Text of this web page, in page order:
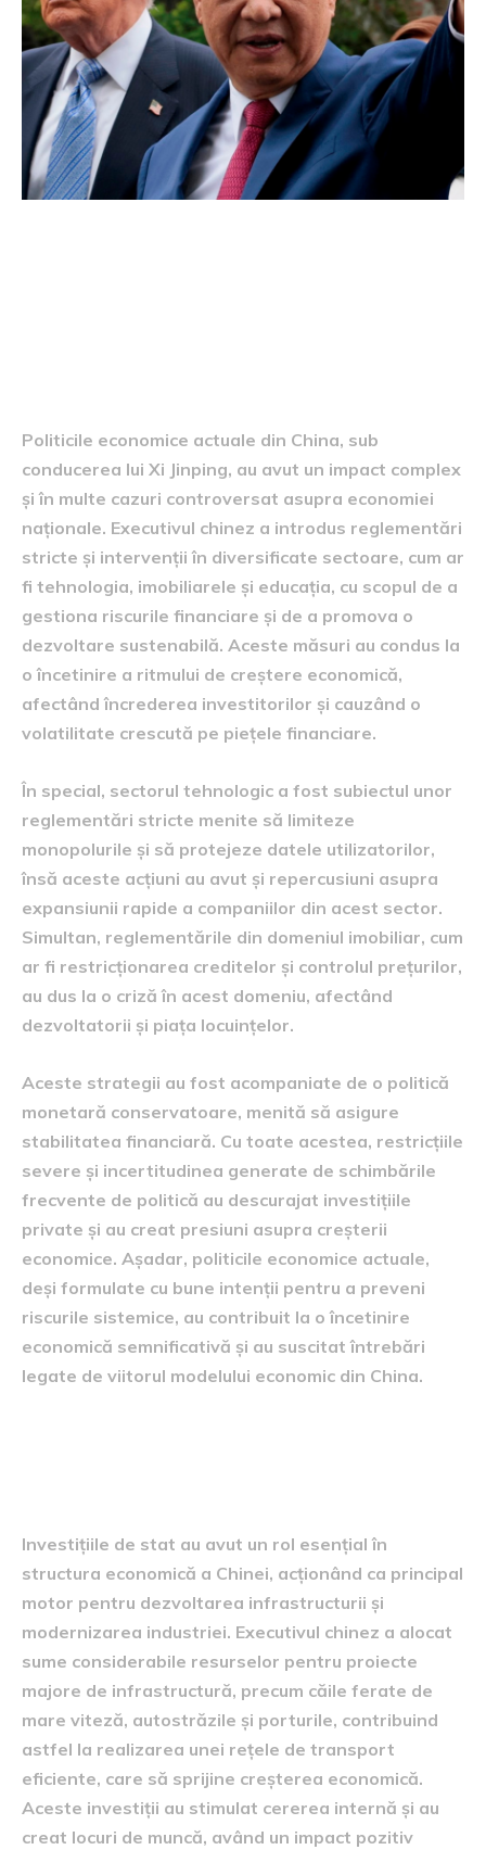
Politicile economice actuale din China, sub
conducerea lui Xi Jinping, au avut un impact complex
și în multe cazuri controversat asupra economiei
naționale. Executivul chinez a introdus reglementări
stricte și intervenții în diversificate sectoare, cum ar
fi tehnologia, imobiliarele și educația, cu scopul de a
gestiona riscurile financiare și de a promova o
dezvoltare sustenabilă. Aceste măsuri au condus la
o încetinire a ritmului de creștere economică,
afectând încrederea investitorilor și cauzând o
volatilitate crescută pe piețele financiare.
În special, sectorul tehnologic a fost subiectul unor
reglementări stricte menite să limiteze
monopolurile și să protejeze datele utilizatorilor,
însă aceste acțiuni au avut și repercusiuni asupra
expansiunii rapide a companiilor din acest sector.
Simultan, reglementările din domeniul imobiliar, cum
ar fi restricționarea creditelor și controlul prețurilor,
au dus la o criză în acest domeniu, afectând
dezvoltatorii și piața locuințelor.
Aceste strategii au fost acompaniate de o politică
monetară conservatoare, menită să asigure
stabilitatea financiară. Cu toate acestea, restricțiile
severe și incertitudinea generate de schimbările
frecvente de politică au descurajat investițiile
private și au creat presiuni asupra creșterii
economice. Așadar, politicile economice actuale,
deși formulate cu bune intenții pentru a preveni
riscurile sistemice, au contribuit la o încetinire
economică semnificativă și au suscitat întrebări
legate de viitorul modelului economic din China.
Investițiile de stat au avut un rol esențial în
structura economică a Chinei, acționând ca principal
motor pentru dezvoltarea infrastructurii și
modernizarea industriei. Executivul chinez a alocat
sume considerabile resurselor pentru proiecte
majore de infrastructură, precum căile ferate de
mare viteză, autostrăzile și porturile, contribuind
astfel la realizarea unei rețele de transport
eficiente, care să sprijine creșterea economică.
Aceste investiții au stimulat cererea internă și au
creat locuri de muncă, având un impact pozitiv